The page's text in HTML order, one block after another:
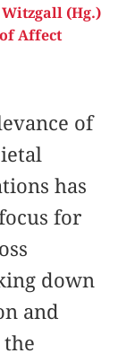
Witzgall (Hg.)
Affect
of
has
for
down
and